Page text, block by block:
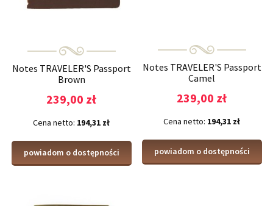
Notes TRAVELER'S Passport
Brown
239,00 zł
Cena netto: 194,31 zł
powiadom o dostępności
Notes TRAVELER'S Passport
Camel
239,00 zł
Cena netto: 194,31 zł
powiadom o dostępności